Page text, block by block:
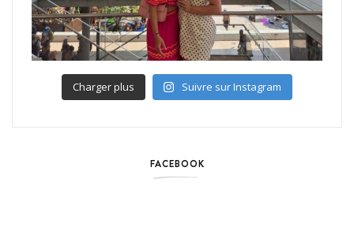
Charger plus Suivre sur Instagram
FACEBOOK